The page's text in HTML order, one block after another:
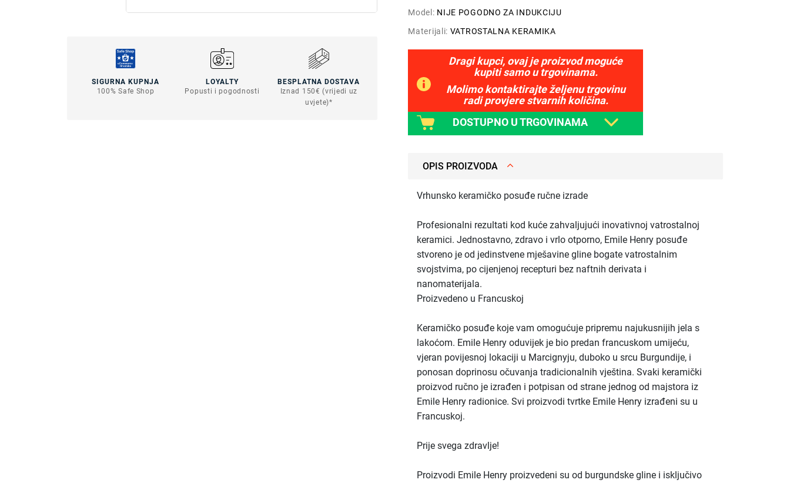
SIGURNA KUPNJA
100% Safe Shop
LOYALTY
Popusti i pogodnosti
BESPLATNA DOSTAVA
Iznad 150€ (vrijedi uz
uvjete)*
Model: NIJE POGODNO ZA INDUKCIJU
Materijali: VATROSTALNA KERAMIKA
Dragi kupci, ovaj je proizvod moguće
kupiti samo u trgovinama.
Molimo kontaktirajte željenu trgovinu
radi provjere stvarnih količina.
DOSTUPNO U TRGOVINAMA
OPIS PROIZVODA
Vrhunsko keramičko posuđe ručne izrade
Profesionalni rezultati kod kuće zahvaljujući inovativnoj vatrostalnoj
keramici. Jednostavno, zdravo i vrlo otporno, Emile Henry posuđe
stvoreno je od jedinstvene mješavine gline bogate vatrostalnim
svojstvima, po cijenjenoj recepturi bez naftnih derivata i
nanomaterijala.
Proizvedeno u Francuskoj
Keramičko posuđe koje vam omogućuje pripremu najukusnijih jela s
lakoćom. Emile Henry oduvijek je bio predan francuskom umijeću,
vjeran povijesnoj lokaciji u Marcignyju, duboko u srcu Burgundije, i
ponosan doprinosu očuvanja tradicionalnih vještina. Svaki keramički
proizvod ručno je izrađen i potpisan od strane jednog od majstora iz
Emile Henry radionice. Svi proizvodi tvrtke Emile Henry izrađeni su u
Francuskoj.
Prije svega zdravlje!
Proizvodi Emile Henry proizvedeni su od burgundske gline i isključivo